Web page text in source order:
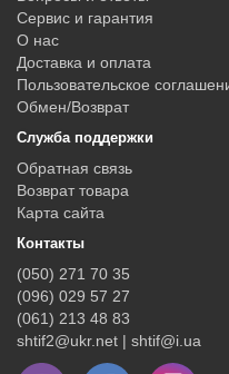
Сервис и гарантия
О нас
Доставка и оплата
Пользовательское
Обмен/Возврат
Служба поддержки
Обратная связь
Возврат товара
Карта сайта
Контакты
(050) 271 70 35
(096) 029 57 27
(061) 213 48 83
shtif2@ukr.net | shtif@i.ua